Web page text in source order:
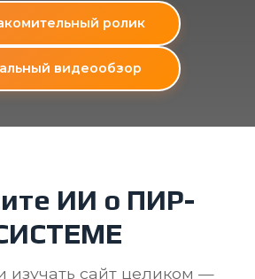
ролик
видеообзор
ИИ о ПИР-
изучать сайт целиком —